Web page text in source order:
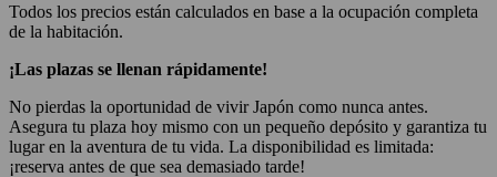
Todos los precios están calculados en base a la ocupación completa
de la habitación.
¡Las plazas se llenan rápidamente!
No pierdas la oportunidad de vivir Japón como nunca antes.
Asegura tu plaza hoy mismo con un pequeño depósito y garantiza tu
lugar en la aventura de tu vida. La disponibilidad es limitada:
¡reserva antes de que sea demasiado tarde!